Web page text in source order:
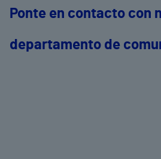
Ponte en contacto con
departamento de